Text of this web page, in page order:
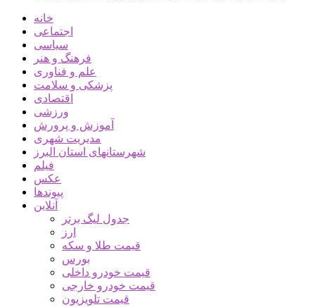
خانه
اجتماعی
سیاسی
فرهنگ و هنر
علم و فناوری
پزشکی و سلامت
اقتصادی
ورزشی
آموزش و پرورش
مدیریت شهری
شهرستانهای استان البرز
فیلم
عکس
پیوندها
آنلاین
جدول لیگ برتر
ارز
قیمت طلا و سکه
بورس
قیمت خودرو داخلی
قیمت خودرو خارجی
قیمت تلویزیون